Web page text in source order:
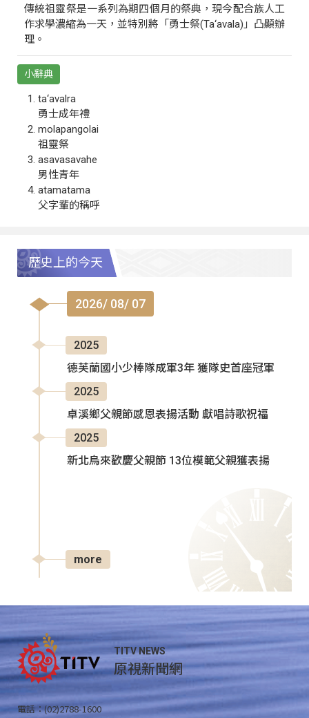
傳統祖靈祭是一系列為期四個月的祭典，現今配合族人工
作求學濃縮為一天，並特別將「勇士祭(Ta‘avala)」凸顯辦
理。
小辭典
ta‘avalra
勇士成年禮
molapangolai
祖靈祭
asavasavahe
男性青年
atamatama
父字輩的稱呼
歷史上的今天
2026/ 08/ 07
2025
德芙蘭國小少棒隊成軍3年 獲隊史首座冠軍
2025
卓溪鄉父親節感恩表揚活動 獻唱詩歌祝福
2025
新北烏來歡慶父親節 13位模範父親獲表揚
more
TITV NEWS
原視新聞網
電話：(02)2788-1600